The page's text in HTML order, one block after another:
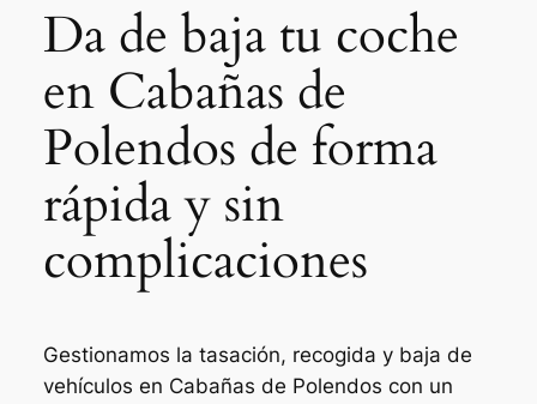
Da de baja tu coche
en Cabañas de
Polendos de forma
rápida y sin
complicaciones
Gestionamos la tasación, recogida y baja de
vehículos en Cabañas de Polendos con un